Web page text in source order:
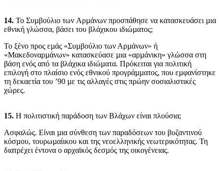
14. Το Συµβούλιο των Aρµάνων προσπάθησε να κατασκευάσει µια
εθνική γλώσσα, βάσει του βλάχικου ιδιώµατος;
Το ξένο προς εµάς «Συµβούλιο των Αρµάνων» ή
«Μακεδοναρµάνων» κατασκεύασε µια «αρµάνικη» γλώσσα στη
βάση ενός από τα βλάχικα ιδιώµατα. Πρόκειται για πολιτική
επιλογή στο πλαίσιο ενός εθνικού προγράµµατος, που εµφανίστηκε
τη δεκαετία του ’90 µε τις αλλαγές στις πρώην σοσιαλιστικές
χώρες.
15. H πολιτιστική παράδοση των Βλάχων είναι πλούσια;
Ασφαλώς. Είναι µια σύνθεση των παραδόσεων του βυζαντινού
κόσµου, τουρωµαίικου και της νεοελληνικής νεωτερικότητας. Τη
διατρέχει έντονα ο αρχαϊκός δεσµός της οικογένειας.